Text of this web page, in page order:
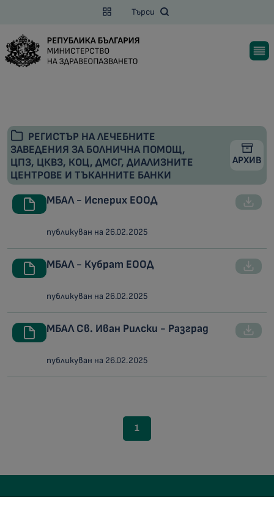
Търси
РЕГИСТЪР НА ЛЕЧЕБНИТЕ
ЗАВЕДЕНИЯ ЗА БОЛНИЧНА ПОМОЩ,
ЦПЗ, ЦКВЗ, КОЦ, ДМСГ, ДИАЛИЗНИТЕ
ЦЕНТРОВЕ И ТЪКАННИТЕ БАНКИ
АРХИВ
МБАЛ - Исперих ЕООД
публикуван на 26.02.2025
МБАЛ - Кубрат ЕООД
публикуван на 26.02.2025
МБАЛ Св. Иван Рилски - Разград
публикуван на 26.02.2025
1